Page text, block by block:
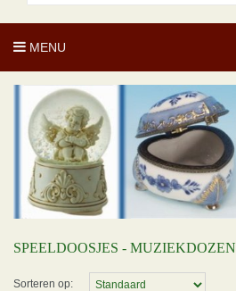
MENU
SPEELDOOSJES - MUZIEKDOZEN
Sorteren op: